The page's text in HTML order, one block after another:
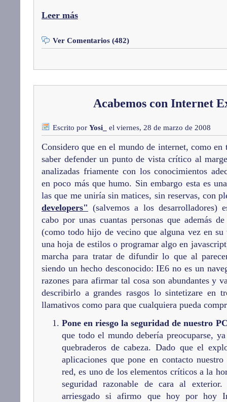
Leer más
Ver Comentarios (482)
Acabemos con Internet
Escrito por Yosi_ el viernes, 28 de marzo de 2008
Considero que en el mundo de internet, como en
saber defender un punto de vista crítico al
analizadas friamente con los conocimientos
en poco más que humo. Sin embargo esta es
las que me uniría sin matices, sin reservas, con
developers" (salvemos a los desarrolladores)
cabo por unas cuantas personas que además
(como todo hijo de vecino que alguna vez en su
una hoja de estilos o programar algo en
marcha para tratar de difundir lo que al
siendo un hecho desconocido: IE6 no es un
razones para afirmar tal cosa son abundantes y
describirlo a grandes rasgos lo sintetizare en
llamativos como para que cualquiera pueda
Pone en riesgo la seguridad de nuestro
que todo el mundo debería preocuparse,
quebraderos de cabeza. Dado que el
aplicaciones que pone en contacto
red, es uno de los elementos críticos a la
seguridad razonable de cara al
arriesgado si afirmo que hoy por hoy